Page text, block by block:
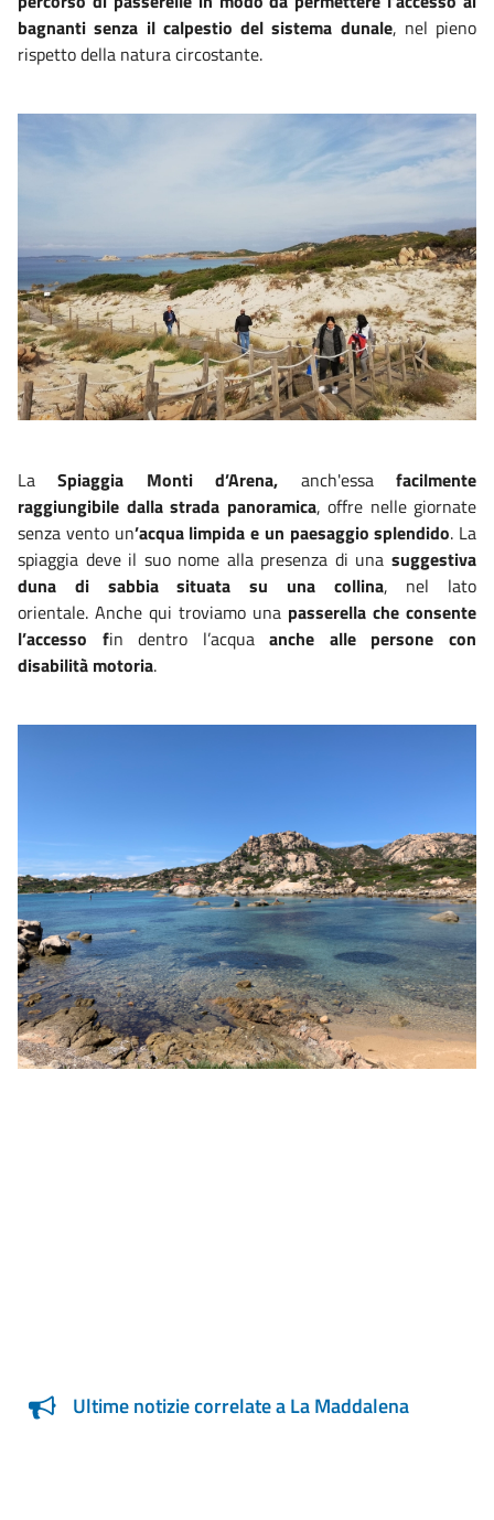
bagnanti senza il calpestio del sistema dunale, nel pieno
rispetto della natura circostante.
LaSpiaggia Monti d’Arena, anch'essafacilmente
raggiungibile dalla strada panoramica, offre nelle giornate
senza vento un’acqua limpida e un paesaggio splendido. La
spiaggia deve il suo nome alla presenza di una suggestiva
duna di sabbia situata su una collina, nel lato
orientale. Anche qui troviamo una passerella che consente
l’accesso fin dentro l’acquaanche alle persone con
disabilità motoria.
Ultime notizie correlate a La Maddalena